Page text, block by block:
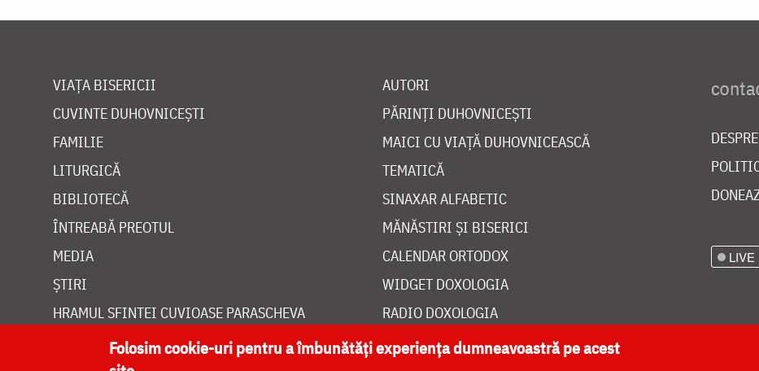
VIAȚA BISERICII
CUVINTE DUHOVNICEȘTI
FAMILIE
LITURGICĂ
BIBLIOTECĂ
ÎNTREABĂ PREOTUL
MEDIA
ȘTIRI
HRAMUL SFINTEI CUVIOASE PARASCHEVA
AUTORI
PĂRINȚI DUHOVNICEȘTI
MAICI CU VIAȚĂ DUHOVNICEASCĂ
TEMATICĂ
SINAXAR ALFABETIC
MĂNĂSTIRI ȘI BISERICI
CALENDAR ORTODOX
WIDGET DOXOLOGIA
RADIO DOXOLOGIA
LIVE
Folosim cookie-uri pentru a îmbunătăți experiența dumneavoastră pe acest